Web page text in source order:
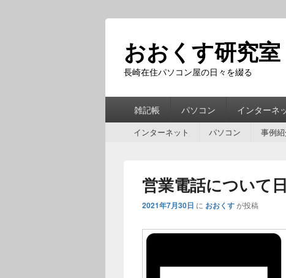
おおくす研究室
長崎在住パソコン屋の日々を綴る
雑記帳 パソコン インターネ
インターネット パソコン 事例
営業電話について
2021年7月30日 に おおくすが投稿